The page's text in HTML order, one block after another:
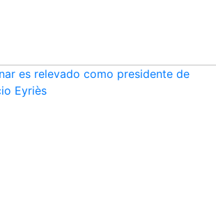
es relevado como presidente de
Eyriès